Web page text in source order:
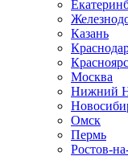
Казань
Москва
Нижний
Омск
Пермь
Ростов-